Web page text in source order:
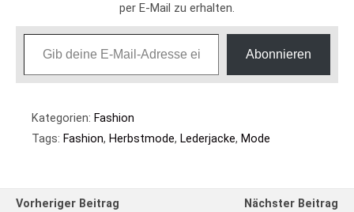
per E-Mail zu erhalten.
Gib deine E-Mail-Adresse ein ...
Abonnieren
Kategorien: Fashion
Tags: Fashion, Herbstmode, Lederjacke, Mode
Vorheriger Beitrag
Nächster Beitrag